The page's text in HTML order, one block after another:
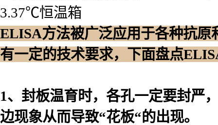
3.37℃恒温箱
ELISA方法被广泛应用于各种抗
有一定的技术要求，下面盘点
1、封板温育时，各孔一定要封严
边现象从而导致“花板“的出现。